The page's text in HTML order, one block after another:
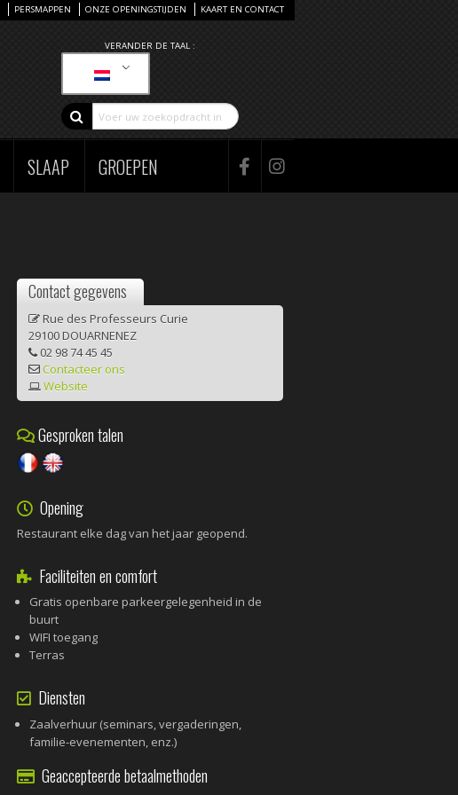
VERANDER DE TAAL :
PERSMAPPEN ONZE OPENINGSTIJDEN KAART EN CONTACT
SLAAP GROEPEN
Contact gegevens
Rue des Professeurs Curie
29100 DOUARNENEZ
02 98 74 45 45
Contacteer ons
Website
Gesproken talen
Opening
Restaurant elke dag van het jaar geopend.
Faciliteiten en comfort
Gratis openbare parkeergelegenheid in de
buurt
WIFI toegang
Terras
Diensten
Zaalverhuur (seminars, vergaderingen,
familie-evenementen, enz.)
Geaccepteerde betaalmethoden